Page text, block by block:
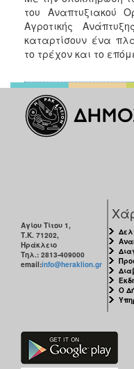
του Αναπτυξιακού
Αγροτικής
καταρτίσουν ένα
το τρέχον και το
Αγίου Τίτου 1,
Τ.Κ. 71202,
Ηράκλειο
Τηλ.: 2813-409000
email:info@heraklion.gr
Ο